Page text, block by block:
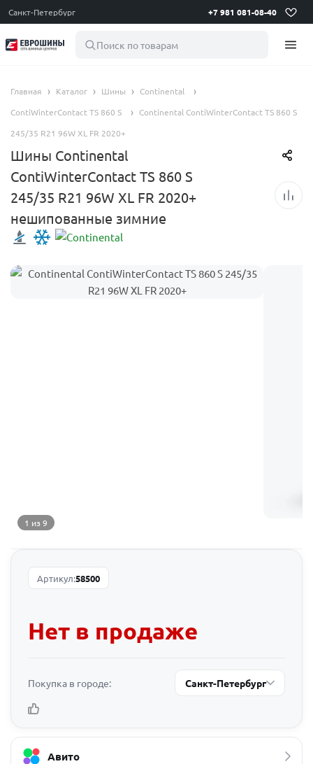
Санкт-Петербург +7 981 081-08-40
Поиск по товарам
Главная Каталог Шины
Continental
ContiWinterContact TS 860 S
Continental ContiWinterContact TS 860 S
245/35 R21 96W XL FR 2020+
Шины Continental
ContiWinterContact TS 860 S
245/35 R21 96W XL FR 2020+
нешипованные зимние
1 из 9
Артикул:58500
Нет в продаже
Покупка в городе: Санкт-Петербург
Авито